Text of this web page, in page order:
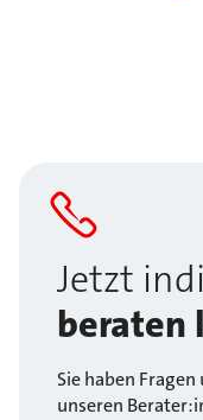
Jetzt
beraten
Sie haben
unseren